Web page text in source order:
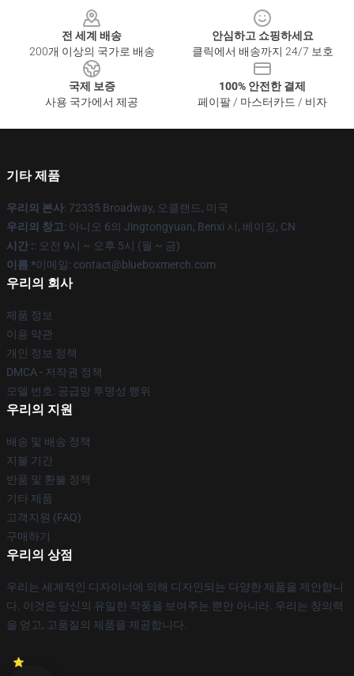
전 세계 배송
200개 이상의 국가로 배송
안심하고 쇼핑하세요
클릭에서 배송까지 24/7 보호
국제 보증
사용 국가에서 제공
100% 안전한 결제
페이팔 / 마스터카드 / 비자
기타 제품
우리의 본사: 72335 Broadway, 오클랜드, 미국
우리의 창고: 아니오 6의 Jingtongyuan, Benxi 시, 베이징, CN
시간 :: 오전 9시 ~ 오후 5시 (월 ~ 금)
이름 *이메일: contact@blueboxmerch.com
우리의 회사
제품 정보
이용 약관
개인 정보 정책
DMCA - 저작권 정책
모델 번호: 공급망 투명성 행위
우리의 지원
배송 및 배송 정책
지불 기간
반품 및 환불 정책
기타 제품
고객지원 (FAQ)
구매하기
우리의 상점
우리는 세계적인 디자이너에 의해 디자인되는 다양한 제품을 제안합니
다. 이것은 당신의 유일한 작풍을 보여주는 뿐만 아니라. 우리는 창의력
을 얻고, 고품질의 제품을 제공합니다.